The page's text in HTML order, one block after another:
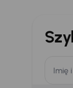
Imię